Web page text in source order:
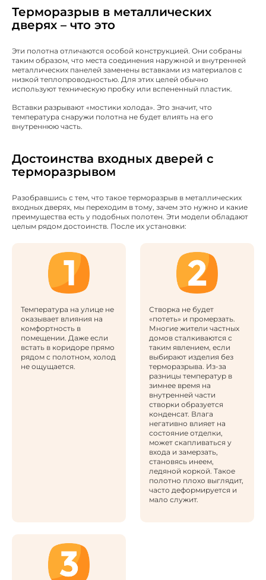
Терморазрыв в металлических
дверях – что это
Эти полотна отличаются особой конструкцией. Они собраны
таким образом, что места соединения наружной и внутренней
металлических панелей заменены вставками из материалов с
низкой теплопроводностью. Для этих целей обычно
используют техническую пробку или вспененный пластик.
Вставки разрывают «мостики холода». Это значит, что
температура снаружи полотна не будет влиять на его
внутреннюю часть.
Достоинства входных дверей с
терморазрывом
Разобравшись с тем, что такое терморазрыв в металлических
входных дверях, мы переходим в тому, зачем это нужно и какие
преимущества есть у подобных полотен. Эти модели обладают
целым рядом достоинств. После их установки:
Температура на улице не
оказывает влияния на
комфортность в
помещении. Даже если
встать в коридоре прямо
рядом с полотном, холод
не ощущается.
Створка не будет
«потеть» и промерзать.
Многие жители частных
домов сталкиваются с
таким явлением, если
выбирают изделия без
терморазрыва. Из-за
разницы температур в
зимнее время на
внутренней части
створки образуется
конденсат. Влага
негативно влияет на
состояние отделки,
может скапливаться у
входа и замерзать,
становясь инеем,
ледяной коркой. Такое
полотно плохо выглядит,
часто деформируется и
мало служит.